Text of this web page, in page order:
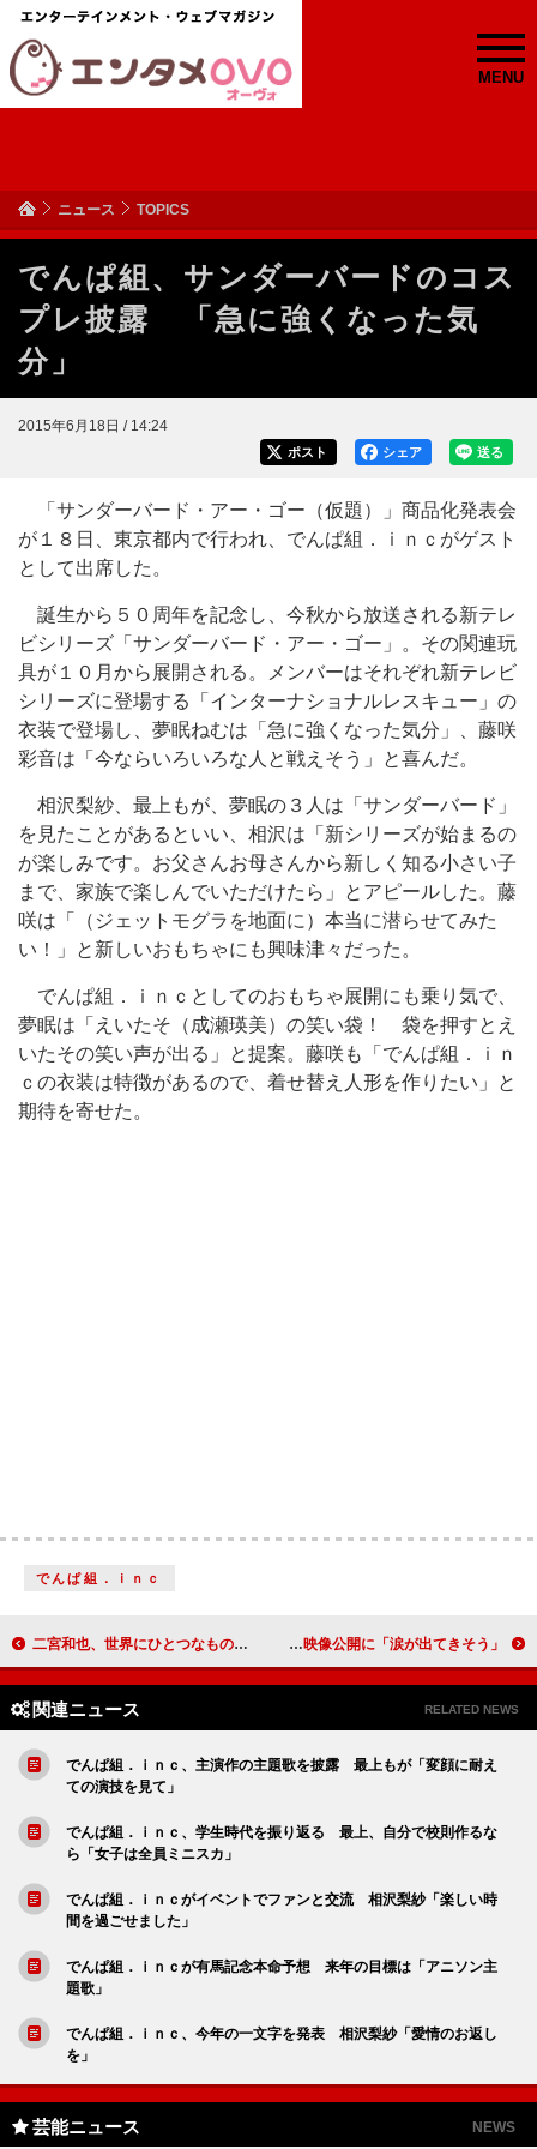
MENU
ニュース TOPICS
でんぱ組、サンダーバードのコス
プレ披露 「急に強くなった気
分」
2015年6月18日 / 14:24
送る
シェア
ポスト
「サンダーバード・アー・ゴー（仮題）」商品化発表会
が１８日、東京都内で行われ、でんぱ組．ｉｎｃがゲスト
として出席した。
誕生から５０周年を記念し、今秋から放送される新テレ
ビシリーズ「サンダーバード・アー・ゴー」。その関連玩
具が１０月から展開される。メンバーはそれぞれ新テレビ
シリーズに登場する「インターナショナルレスキュー」の
衣装で登場し、夢眠ねむは「急に強くなった気分」、藤咲
彩音は「今ならいろいろな人と戦えそう」と喜んだ。
相沢梨紗、最上もが、夢眠の３人は「サンダーバード」
を見たことがあるといい、相沢は「新シリーズが始まるの
が楽しみです。お父さんお母さんから新しく知る小さい子
まで、家族で楽しんでいただけたら」とアピールした。藤
咲は「（ジェットモグラを地面に）本当に潜らせてみた
い！」と新しいおもちゃにも興味津々だった。
でんぱ組．ｉｎｃとしてのおもちゃ展開にも乗り気で、
夢眠は「えいたそ（成瀬瑛美）の笑い袋！ 袋を押すとえ
いたその笑い声が出る」と提案。藤咲も「でんぱ組．ｉｎ
ｃの衣装は特徴があるので、着せ替え人形を作りたい」と
期待を寄せた。
でんぱ組．ｉｎｃ
二宮和也、世界にひとつなものは「嵐」 「あらためて聞かれると、嵐ですね」 ４１作目のウルトラマン、メーンキャスト勢ぞろい 高橋健介、映像公開に「涙が出てきそう」
関連ニュース RELATED NEWS
でんぱ組．ｉｎｃ、主演作の主題歌を披露 最上もが「変顔に耐え
ての演技を見て」
でんぱ組．ｉｎｃ、学生時代を振り返る 最上、自分で校則作るな
ら「女子は全員ミニスカ」
でんぱ組．ｉｎｃがイベントでファンと交流 相沢梨紗「楽しい時
間を過ごせました」
でんぱ組．ｉｎｃが有馬記念本命予想 来年の目標は「アニソン主
題歌」
でんぱ組．ｉｎｃ、今年の一文字を発表 相沢梨紗「愛情のお返し
を」
芸能ニュース NEWS